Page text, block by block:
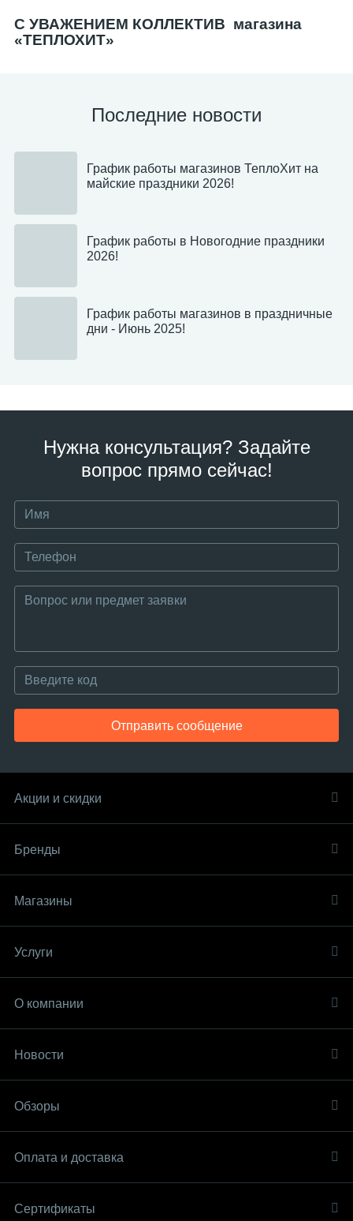
С УВАЖЕНИЕМ КОЛЛЕКТИВ магазина
«ТЕПЛОХИТ»
Последние новости
График работы магазинов ТеплоХит на
майские праздники 2026!
График работы в Новогодние праздники
2026!
График работы магазинов в праздничные
дни - Июнь 2025!
Нужна консультация? Задайте
вопрос прямо сейчас!
Отправить сообщение
Акции и скидки
Бренды
Магазины
Услуги
О компании
Новости
Обзоры
Оплата и доставка
Сертификаты